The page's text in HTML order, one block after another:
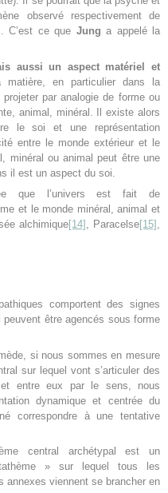
observé respectivement de
. C’est ce que Jung a appelé la
aussi un aspect matériel et
en particulier dans la
par analogie de forme ou
animal, minéral. Il existe alors
le soi et une représentation
entre le monde extérieur et le
minéral ou animal peut être une
il est un aspect du soi.
que l’univers est fait de
et le monde minéral, animal et
alchimique[14] , Paracelse[15]
comportent des signes
être agencés sous forme
si nous sommes en mesure
sur lequel vont s’articuler des
entre eux par le sens, nous
dynamique et centrée du
correspondre à une tentative
central archétypal est un
» sur lequel tous les
annexes viennent se brancher en